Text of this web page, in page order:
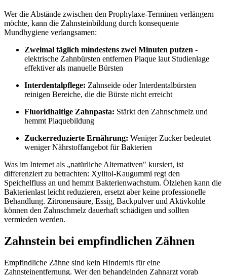
Wer die Abstände zwischen den Prophylaxe-Terminen verlängern
möchte, kann die Zahnsteinbildung durch konsequente
Mundhygiene verlangsamen:
Zweimal täglich mindestens zwei Minuten putzen -
elektrische Zahnbürsten entfernen Plaque laut Studienlage
effektiver als manuelle Bürsten
Interdentalpflege: Zahnseide oder Interdentalbürsten
reinigen Bereiche, die die Bürste nicht erreicht
Fluoridhaltige Zahnpasta: Stärkt den Zahnschmelz und
hemmt Plaquebildung
Zuckerreduzierte Ernährung: Weniger Zucker bedeutet
weniger Nährstoffangebot für Bakterien
Was im Internet als „natürliche Alternativen" kursiert, ist
differenziert zu betrachten: Xylitol-Kaugummi regt den
Speichelfluss an und hemmt Bakterienwachstum. Ölziehen kann die
Bakterienlast leicht reduzieren, ersetzt aber keine professionelle
Behandlung. Zitronensäure, Essig, Backpulver und Aktivkohle
können den Zahnschmelz dauerhaft schädigen und sollten
vermieden werden.
Zahnstein bei empfindlichen Zähnen
Empfindliche Zähne sind kein Hindernis für eine
Zahnsteinentfernung. Wer den behandelnden Zahnarzt vorab